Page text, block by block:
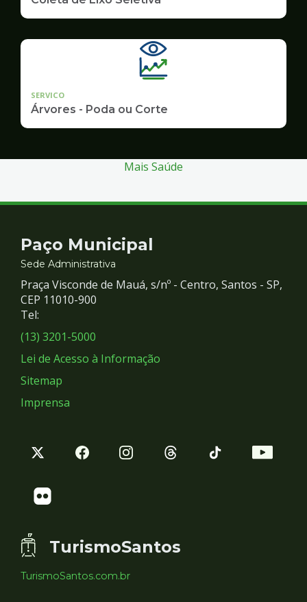
SERVICO
Árvores - Poda ou Corte
Mais Saúde
Contato
e
Redes
Sociais
Paço Municipal
Sede Administrativa
Praça Visconde de Mauá, s/nº - Centro, Santos - SP,
CEP 11010-900
Tel:
(13) 3201-5000
Lei de Acesso à Informação
Sitemap
Imprensa
TurismoSantos
TurismoSantos.com.br